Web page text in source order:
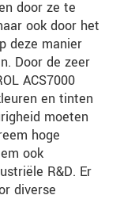
door ze te
ook door het
deze manier
Door de zeer
ACS7000
en tinten
moeten
hoge
ook
R&D. Er
diverse
Lees